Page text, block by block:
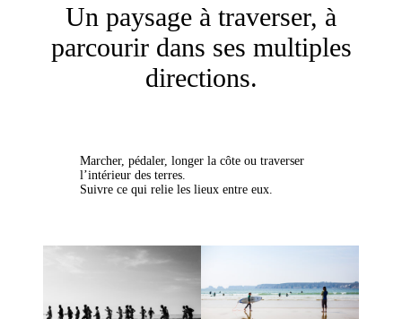
Un paysage à traverser, à
parcourir dans ses multiples
directions.
Marcher, pédaler, longer la côte ou traverser
l’intérieur des terres.
Suivre ce qui relie les lieux entre eux.